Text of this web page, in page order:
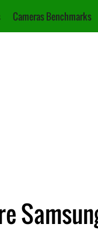
Cameras Benchmarks